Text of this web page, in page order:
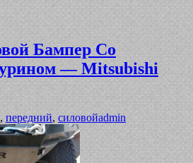
Бампер Со
— Mitsubishi
, передний,силовойadmin